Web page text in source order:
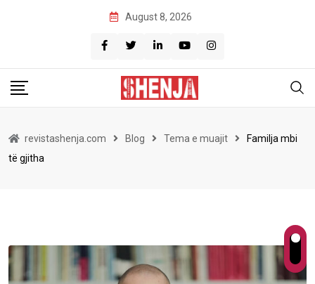
August 8, 2026
revistashenja.com Blog Tema e muajit
Familja mbi
të gjitha